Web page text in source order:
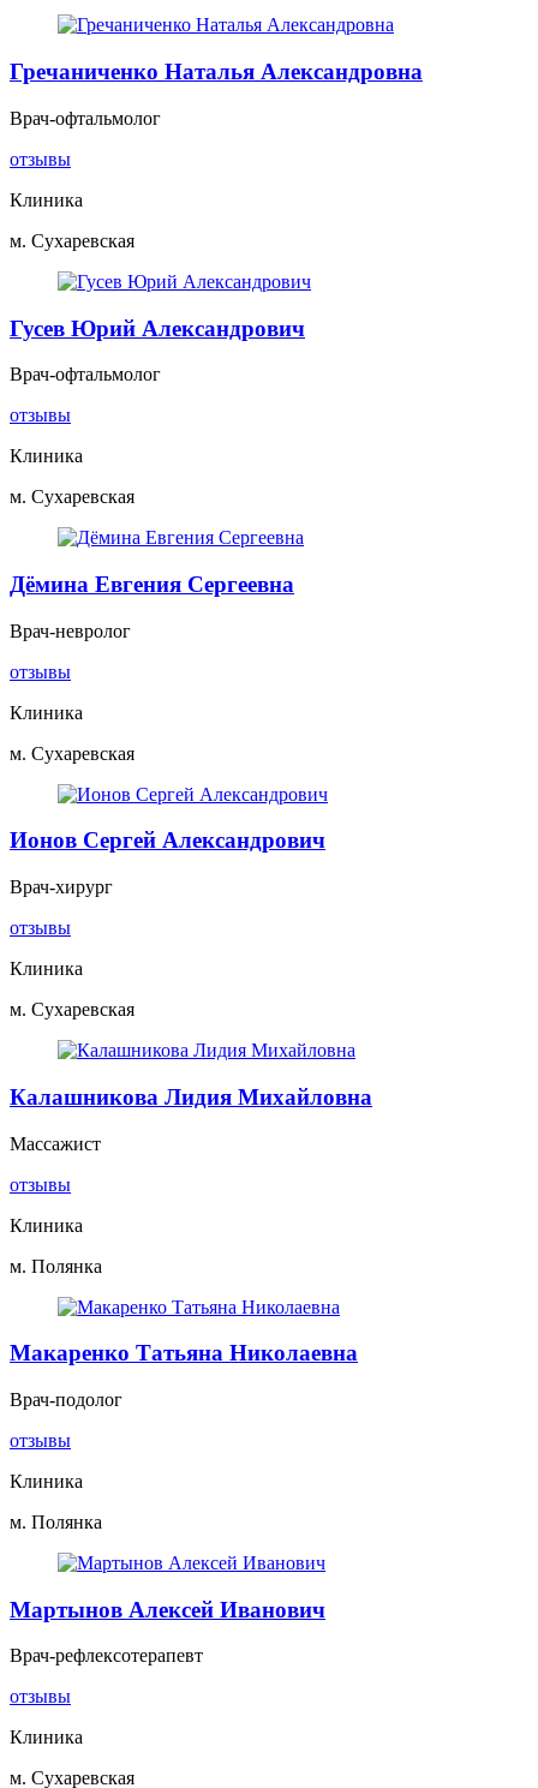
Гречаниченко Наталья Александровна
Врач-офтальмолог
отзывы
Клиника
м. Сухаревская
Гусев Юрий Александрович
Врач-офтальмолог
отзывы
Клиника
м. Сухаревская
Дёмина Евгения Сергеевна
Врач-невролог
отзывы
Клиника
м. Сухаревская
Ионов Сергей Александрович
Врач-хирург
отзывы
Клиника
м. Сухаревская
Калашникова Лидия Михайловна
Массажист
отзывы
Клиника
м. Полянка
Макаренко Татьяна Николаевна
Врач-подолог
отзывы
Клиника
м. Полянка
Мартынов Алексей Иванович
Врач-рефлексотерапевт
отзывы
Клиника
м. Сухаревская